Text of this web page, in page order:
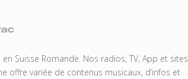
Suisse Romande. Nos radios, TV, App et sites
variée de contenus musicaux, d’infos et